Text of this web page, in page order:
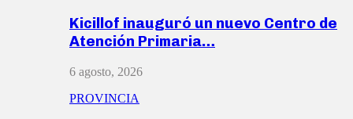
Kicillof inauguró un nuevo Centro de
Atención Primaria…
6 agosto, 2026
PROVINCIA